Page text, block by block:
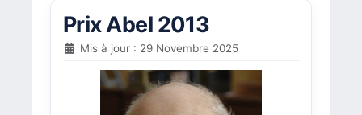
Prix Abel 2013
Mis à jour : 29 Novembre 2025